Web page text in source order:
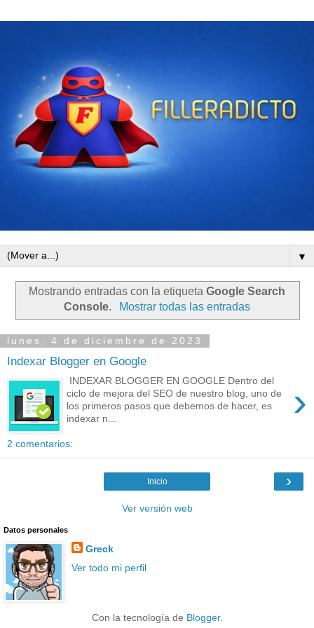
▼
Mostrando entradas con la etiqueta Google Search
Console. Mostrar todas las entradas
lunes, 4 de diciembre de 2023
Indexar Blogger en Google
›
INDEXAR BLOGGER EN GOOGLE Dentro del
ciclo de mejora del SEO de nuestro blog, uno de
los primeros pasos que debemos de hacer, es
indexar n...
2 comentarios:
›
Inicio
Ver versión web
Datos personales
Greck
Ver todo mi perfil
Con la tecnología de Blogger.